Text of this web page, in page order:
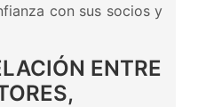
con sus socios y
ENTRE